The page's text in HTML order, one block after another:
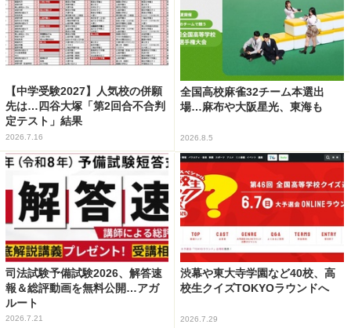
【中学受験2027】人気校の併願
先は…四谷大塚「第2回合不合判
定テスト」結果
2026.7.16
全国高校麻雀32チーム本選出
場…麻布や大阪星光、東海も
2026.8.5
司法試験予備試験2026、解答速
報＆総評動画を無料公開…アガ
ルート
2026.7.21
渋幕や東大寺学園など40校、高
校生クイズTOKYOラウンドへ
2026.7.29